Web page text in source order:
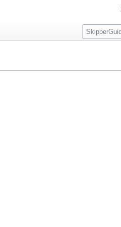
S
u
e